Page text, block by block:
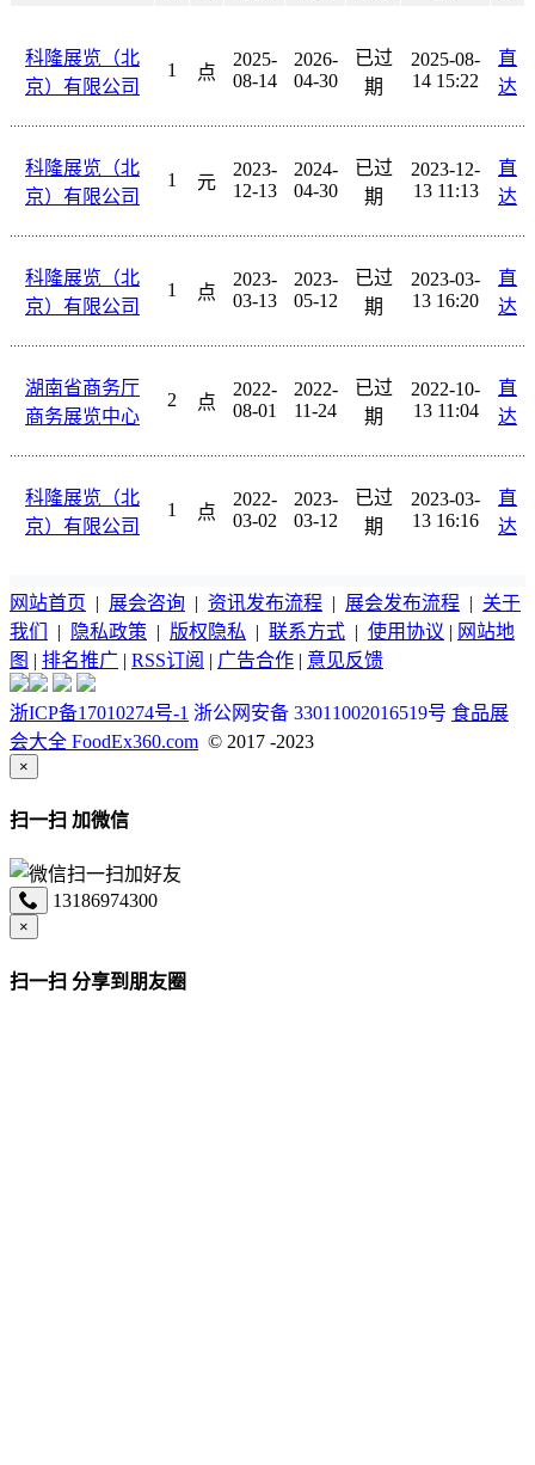
科隆展览（北
京）有限公司
1 点
2025-
08-14
2026-
04-30
已过
期
2025-08-
14 15:22
直
达
科隆展览（北
京）有限公司
1 元
2023-
12-13
2024-
04-30
已过
期
2023-12-
13 11:13
直
达
科隆展览（北
京）有限公司
1 点
2023-
03-13
2023-
05-12
已过
期
2023-03-
13 16:20
直
达
湖南省商务厅
商务展览中心
2 点
2022-
08-01
2022-
11-24
已过
期
2022-10-
13 11:04
直
达
科隆展览（北
京）有限公司
1 点
2022-
03-02
2023-
03-12
已过
期
2023-03-
13 16:16
直
达
网站首页 | 展会咨询 | 资讯发布流程 | 展会发布流程 | 关于
我们
| 隐私政策 | 版权隐私 | 联系方式 | 使用协议 | 网站地
图 | 排名推广 | RSS订阅 | 广告合作 | 意见反馈
浙ICP备17010274号-1 浙公网安备 33011002016519号 食品展
会大全 FoodEx360.com © 2017 -2023
×
扫一扫 加微信
13186974300
×
扫一扫 分享到朋友圈